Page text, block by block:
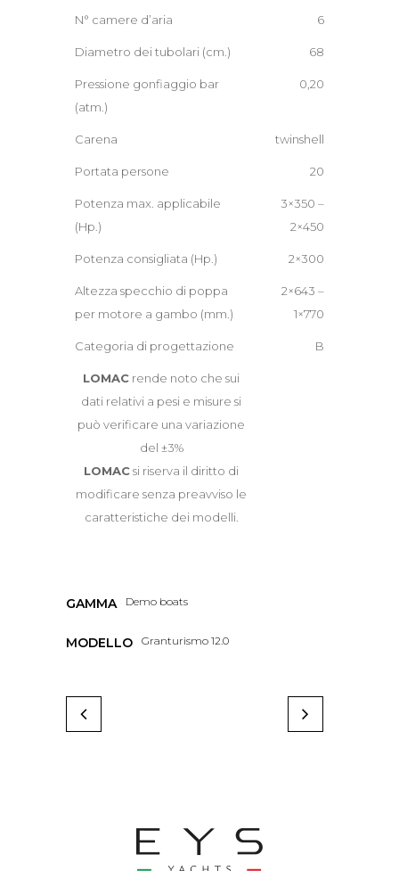
N° camere d’aria 6
Diametro dei tubolari (cm.) 68
Pressione gonfiaggio bar
(atm.)
0,20
Carena twinshell
Portata persone 20
Potenza max. applicabile
(Hp.)
3×350 –
2×450
Potenza consigliata (Hp.) 2×300
Altezza specchio di poppa
per motore a gambo (mm.)
2×643 –
1×770
Categoria di progettazione B
LOMAC rende noto che sui
dati relativi a pesi e misure si
può verificare una variazione
del ±3%
LOMACsi riserva il diritto di
modificare senza preavviso le
caratteristiche dei modelli.
GAMMA Demo boats
MODELLO Granturismo 12.0